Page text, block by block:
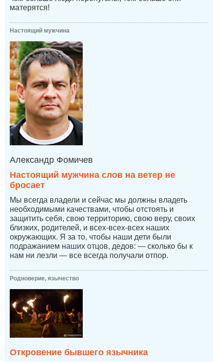
матерятся!
Настоящий мужчина
Александр Фомичев
Настоящий мужчина слов на ветер не
бросает
Мы всегда владели и сейчас мы должны владеть
необходимыми качествами, чтобы отстоять и
защитить себя, свою территорию, свою веру, своих
близких, родителей, и всех-всех-всех наших
окружающих. Я за то, чтобы наши дети были
подражанием наших отцов, дедов: — сколько бы к
нам ни лезли — все всегда получали отпор.
Родноверие, язычество
Откровение бывшего язычника